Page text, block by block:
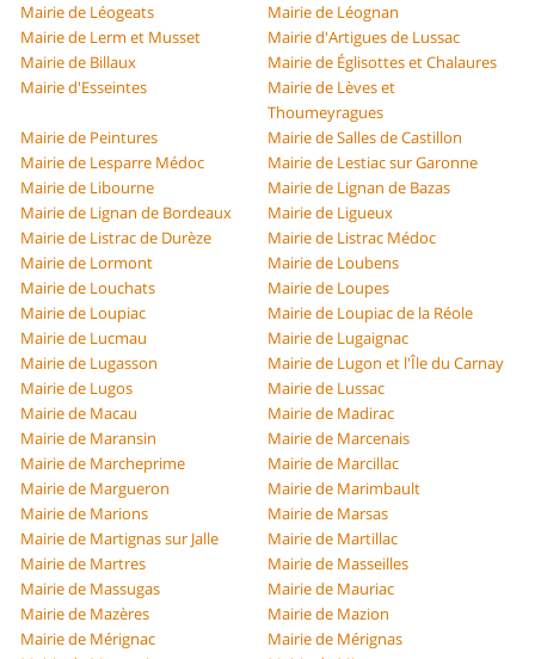
Mairie de Léogeats
Mairie de Léognan
Mairie de Lerm et Musset
Mairie d'Artigues de Lussac
Mairie de Billaux
Mairie de Églisottes et Chalaures
Mairie d'Esseintes
Mairie de Lèves et
Thoumeyragues
Mairie de Peintures
Mairie de Salles de Castillon
Mairie de Lesparre Médoc
Mairie de Lestiac sur Garonne
Mairie de Libourne
Mairie de Lignan de Bazas
Mairie de Lignan de Bordeaux
Mairie de Ligueux
Mairie de Listrac de Durèze
Mairie de Listrac Médoc
Mairie de Lormont
Mairie de Loubens
Mairie de Louchats
Mairie de Loupes
Mairie de Loupiac
Mairie de Loupiac de la Réole
Mairie de Lucmau
Mairie de Lugaignac
Mairie de Lugasson
Mairie de Lugon et l'Île du Carnay
Mairie de Lugos
Mairie de Lussac
Mairie de Macau
Mairie de Madirac
Mairie de Maransin
Mairie de Marcenais
Mairie de Marcheprime
Mairie de Marcillac
Mairie de Margueron
Mairie de Marimbault
Mairie de Marions
Mairie de Marsas
Mairie de Martignas sur Jalle
Mairie de Martillac
Mairie de Martres
Mairie de Masseilles
Mairie de Massugas
Mairie de Mauriac
Mairie de Mazères
Mairie de Mazion
Mairie de Mérignac
Mairie de Mérignas